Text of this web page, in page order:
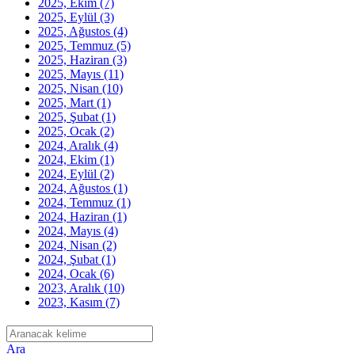
2025, Eylül (3)
2025, Ağustos (4)
2025, Temmuz (5)
2025, Haziran (3)
2025, Mayıs (11)
2025, Nisan (10)
2025, Mart (1)
2025, Şubat (1)
2025, Ocak (2)
2024, Aralık (4)
2024, Ekim (1)
2024, Eylül (2)
2024, Ağustos (1)
2024, Temmuz (1)
2024, Haziran (1)
2024, Mayıs (4)
2024, Nisan (2)
2024, Şubat (1)
2024, Ocak (6)
2023, Aralık (10)
2023, Kasım (7)
Ara